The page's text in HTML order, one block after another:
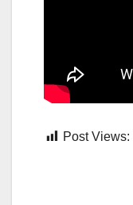
Post Views: